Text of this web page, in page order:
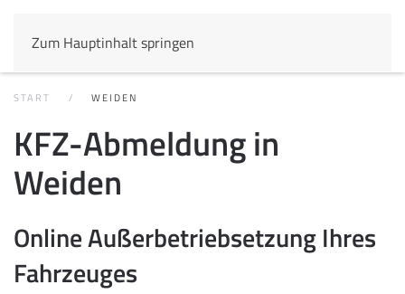
Zum Hauptinhalt springen
START WEIDEN
KFZ-Abmeldung in
Weiden
Online Außerbetriebsetzung Ihres
Fahrzeuges